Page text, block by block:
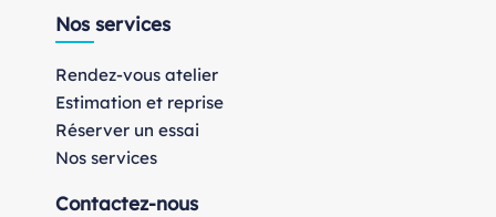
Nos services
Rendez-vous atelier
Estimation et reprise
Réserver un essai
Nos services
Contactez-nous